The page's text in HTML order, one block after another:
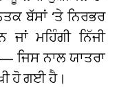
ਬੱਸਾਂ ‘ਤੇ ਨਿਰਭਰ
ਮਹਿੰਗੀ ਨਿੱਜੀ
ਜਿਸ ਨਾਲ ਯਾਤਰਾ
ਹੋ ਗਈ ਹੈ।